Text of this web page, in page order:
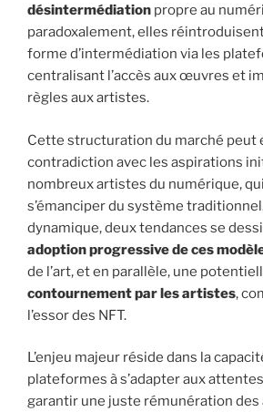
désintermédiation propre au
paradoxalement, elles
forme d’intermédiation via les
centralisant l’accès aux œuvres et
règles aux artistes.
Cette structuration du marché peut
contradiction avec les aspirations
nombreux artistes du numérique,
s’émanciper du système
dynamique, deux tendances se
adoption progressive de ces
de l’art, et en parallèle, une
contournement par les artistes,
l’essor des NFT.
L’enjeu majeur réside dans la
plateformes à s’adapter aux
garantir une juste rémunération